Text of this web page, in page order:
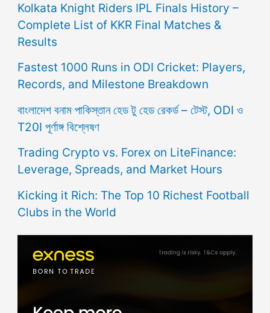
Kolkata Knight Riders IPL Finals History –
Complete List of KKR Final Matches &
Results
Fastest 1000 Runs in ODI Cricket: Players,
Records, and Milestone Breakdown
বাংলাদেশ বনাম পাকিস্তান হেড টু হেড রেকর্ড – টেস্ট, ODI ও
T20I পূর্ণাঙ্গ বিশ্লেষণ
Trading Crypto vs. Forex on LiteFinance:
Leverage, Spreads, and Market Hours
Kicking it Rich: The Top 10 Richest Football
Clubs in the World